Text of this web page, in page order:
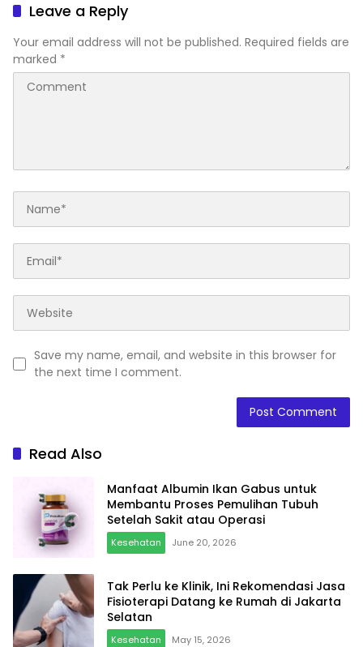
Leave a Reply
Your email address will not be published. Required fields are
marked *
Save my name, email, and website in this browser for
the next time I comment.
Read Also
Manfaat Albumin Ikan Gabus untuk
Membantu Proses Pemulihan Tubuh
Setelah Sakit atau Operasi
Kesehatan June 20, 2026
Tak Perlu ke Klinik, Ini Rekomendasi Jasa
Fisioterapi Datang ke Rumah di Jakarta
Selatan
Kesehatan May 15, 2026